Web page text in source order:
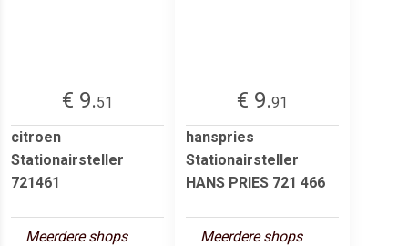
€ 9.51
citroen
Stationairsteller
721461
Meerdere shops
€ 9.91
hanspries
Stationairsteller
HANS PRIES 721 466
Meerdere shops